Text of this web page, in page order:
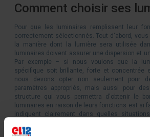
Comment choisir ses
Pour que les luminaires remplissent leur
correctement sélectionnés. Tout d'abord,
la manière dont la lumière sera utilisée
luminaires doivent assurer une dispersion et
Par exemple – si nous voulons que la
spécifique soit brillante, forte et concentrée
nous devons opter non seulement pour
paramètres appropriés, mais aussi pour
structure qui vous permettra d'obtenir le
luminaires en raison de leurs fonctions est si
indiquent clairement dans quelles
facilement trouver des luminaires de bureau,